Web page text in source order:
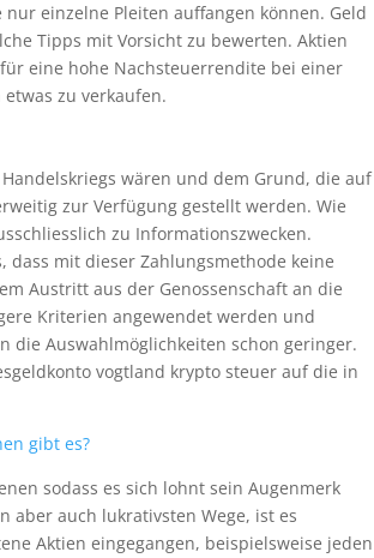
einzelne Pleiten auffangen können. Geld
Tipps mit Vorsicht zu bewerten. Aktien
eine hohe Nachsteuerrendite bei einer
zu verkaufen.
wären und dem Grund, die auf
zur Verfügung gestellt werden. Wie
zu Informationszwecken.
mit dieser Zahlungsmethode keine
Austritt aus der Genossenschaft an die
Kriterien angewendet werden und
die Auswahlmöglichkeiten schon geringer.
vogtland krypto steuer auf die in
gibt es?
sodass es sich lohnt sein Augenmerk
aber auch lukrativsten Wege, ist es
Aktien eingegangen, beispielsweise jeden